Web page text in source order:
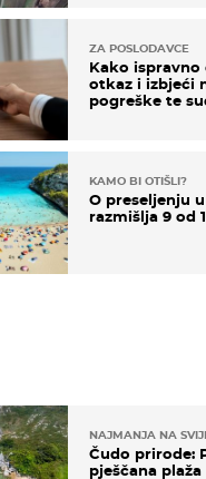
NAJMANJA NA
Čudo prirode:
pješčana
ZA POSLODAVCE
Kako
otkaz i izbjeći
pogreške te
KAMO BI OTIŠLI?
O preseljenju
razmišlja 9 od